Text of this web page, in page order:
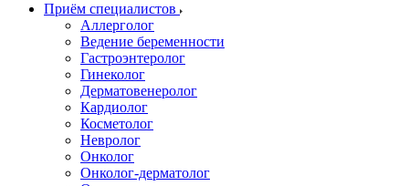
Приём специалистов
Аллерголог
Ведение беременности
Гастроэнтеролог
Гинеколог
Дерматовенеролог
Кардиолог
Косметолог
Невролог
Онколог
Онколог-дерматолог